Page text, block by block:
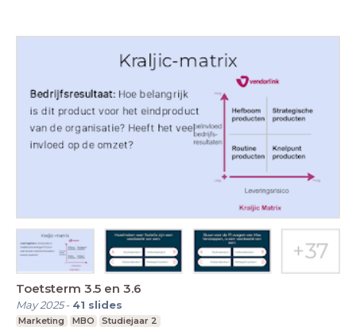
Toetsterm 3.5 en 3.6
May 2025- 41 slides
Marketing MBO Studiejaar 2